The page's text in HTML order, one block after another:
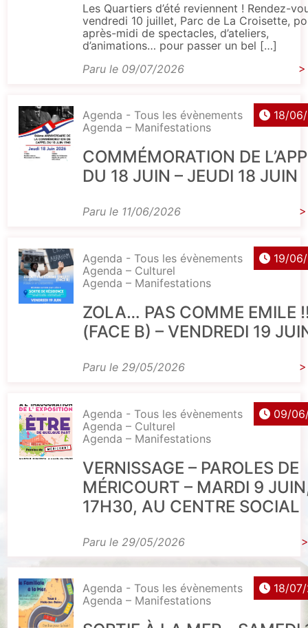
Les Quartiers d’été reviennent ! Rendez-
vendredi 10 juillet, Parc de La Croisette,
après-midi de spectacles, d’ateliers,
d’animations… pour passer un bel […]
Paru le 09/07/2026
Agenda - Tous les évènements
Agenda – Manifestations
18/
COMMÉMORATION DE
DU 18 JUIN – JEUDI 18 JUIN
Paru le 11/06/2026
Agenda - Tous les évènements
Agenda – Culturel
Agenda – Manifestations
19/
ZOLA… PAS COMME EMILE
(FACE B) – VENDREDI 19
Paru le 29/05/2026
Agenda - Tous les évènements
Agenda – Culturel
Agenda – Manifestations
09/
VERNISSAGE – PAROLES DE
MÉRICOURT – MARDI 9
17H30, AU CENTRE SOCIAL
Paru le 29/05/2026
Agenda - Tous les évènements
Agenda – Manifestations
18/